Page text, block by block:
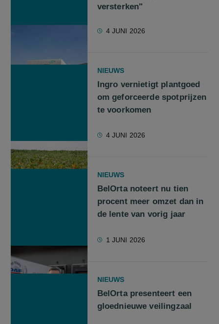
versterken"
4 JUNI 2026
NIEUWS
Ingro vernietigt plantgoed
om geforceerde spotprijzen
te voorkomen
4 JUNI 2026
NIEUWS
BelOrta noteert nu tien
procent meer omzet dan in
de lente van vorig jaar
1 JUNI 2026
NIEUWS
BelOrta presenteert een
gloednieuwe veilingzaal